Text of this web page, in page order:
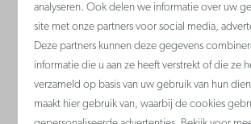
Contact
+32 (0)50 81 14 40
info@kleinstrand.be
analyseren. Ook delen we informatie over uw
site met onze partners voor social media,
Deze partners kunnen deze gegevens
informatie die u aan ze heeft verstrekt of die ze
verzameld op basis van uw gebruik van hun
maakt hier gebruik van, waarbij de cookies